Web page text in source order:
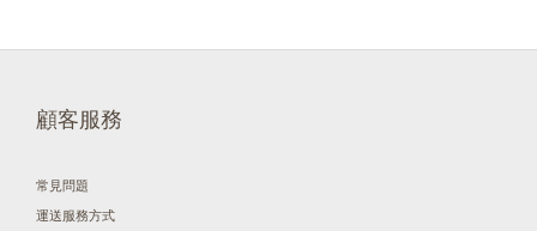
顧客服務
常見問題
運送服務方式